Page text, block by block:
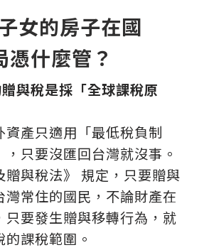
女的房子在國
什麼管？
與稅是採「全球課稅原
資產只適用「最低稅負制
，只要沒匯回台灣就沒事。
贈與稅法》 規定，只要贈與
灣常住的國民，不論財產在
只要發生贈與移轉行為，就
課稅範圍。